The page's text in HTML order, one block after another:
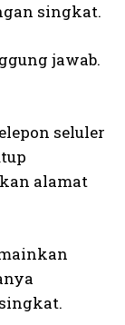
singkat.
jawab.
seluler
alamat